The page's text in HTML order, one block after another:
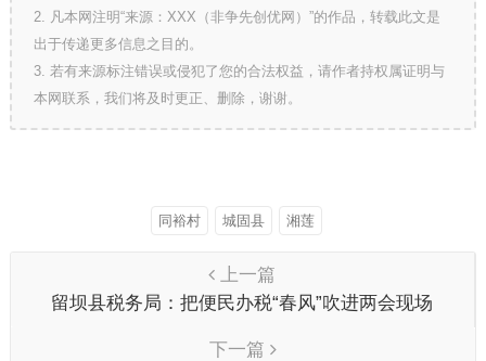
2. 凡本网注明“来源：XXX（非争先创优网）”的作品，转载此文是
出于传递更多信息之目的。
3. 若有来源标注错误或侵犯了您的合法权益，请作者持权属证明与
本网联系，我们将及时更正、删除，谢谢。
同裕村 城固县 湘莲
上一篇
留坝县税务局：把便民办税“春风”吹进两会现场
下一篇